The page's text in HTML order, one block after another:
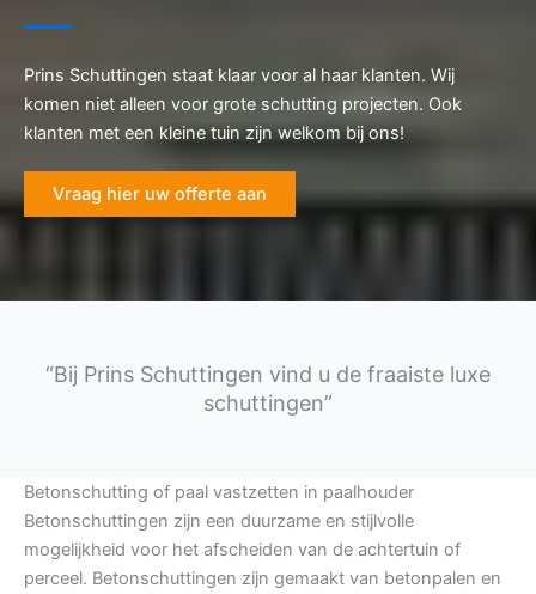
Prins Schuttingen staat klaar voor al haar klanten. Wij
komen niet alleen voor grote schutting projecten. Ook
klanten met een kleine tuin zijn welkom bij ons!
Vraag hier uw offerte aan
“Bij Prins Schuttingen vind u de fraaiste luxe
schuttingen”
Betonschutting of paal vastzetten in paalhouder
Betonschuttingen zijn een duurzame en stijlvolle
mogelijkheid voor het afscheiden van de achtertuin of
perceel. Betonschuttingen zijn gemaakt van betonpalen en